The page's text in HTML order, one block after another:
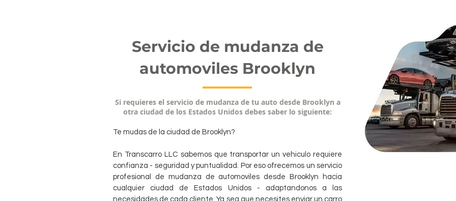
Servicio de mudanza de
automoviles Brooklyn
Si requieres el servicio de mudanza de tu auto desde Brooklyn a
otra ciudad de los Estados Unidos debes saber lo siguiente:
Te mudas de la ciudad de Brooklyn?
En Transcarro LLC sabemos que transportar un vehiculo requiere
confianza - seguridad y puntualidad. Por eso ofrecemos un servicio
profesional de mudanza de automoviles desde Brooklyn hacia
cualquier ciudad de Estados Unidos - adaptandonos a las
necesidades de cada cliente. Ya sea que necesites enviar un carro